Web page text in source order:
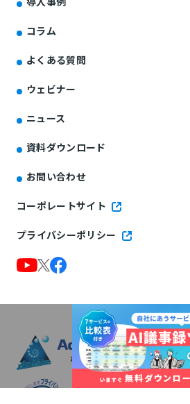
コラム
よくある質問
ウェビナー
ニュース
資料ダウンロード
お問い合わせ
コーポレートサイト
プライバシーポリシー